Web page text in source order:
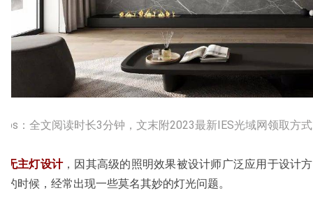
ps：全文阅读时长3分钟，文末附2023最新IES光域网领取方
无主灯设计，因其高级的照明效果被设计师广泛应用于设计
的时候，经常出现一些莫名其妙的灯光问题。